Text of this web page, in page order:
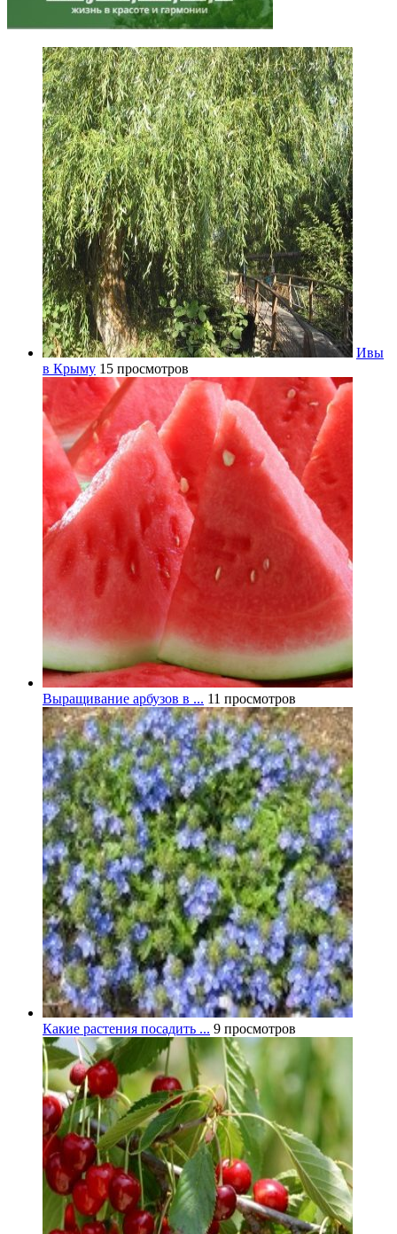
Ивы
в Крыму 15 просмотров
Выращивание арбузов в ... 11 просмотров
Какие растения посадить ... 9 просмотров